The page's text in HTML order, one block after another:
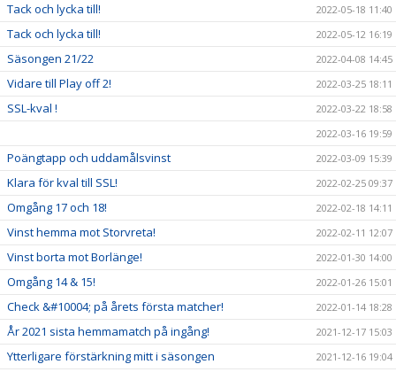
Tack och lycka till! 2022-05-18 11:40
Tack och lycka till! 2022-05-12 16:19
Säsongen 21/22 2022-04-08 14:45
Vidare till Play off 2! 2022-03-25 18:11
SSL-kval !
2022-03-22 18:58
2022-03-16 19:59
Poängtapp och uddamålsvinst 2022-03-09 15:39
Klara för kval till SSL! 2022-02-25 09:37
Omgång 17 och 18! 2022-02-18 14:11
Vinst hemma mot Storvreta! 2022-02-11 12:07
Vinst borta mot Borlänge! 2022-01-30 14:00
Omgång 14 & 15! 2022-01-26 15:01
Check &#10004; på årets första matcher! 2022-01-14 18:28
År 2021 sista hemmamatch på ingång! 2021-12-17 15:03
Ytterligare förstärkning mitt i säsongen 2021-12-16 19:04